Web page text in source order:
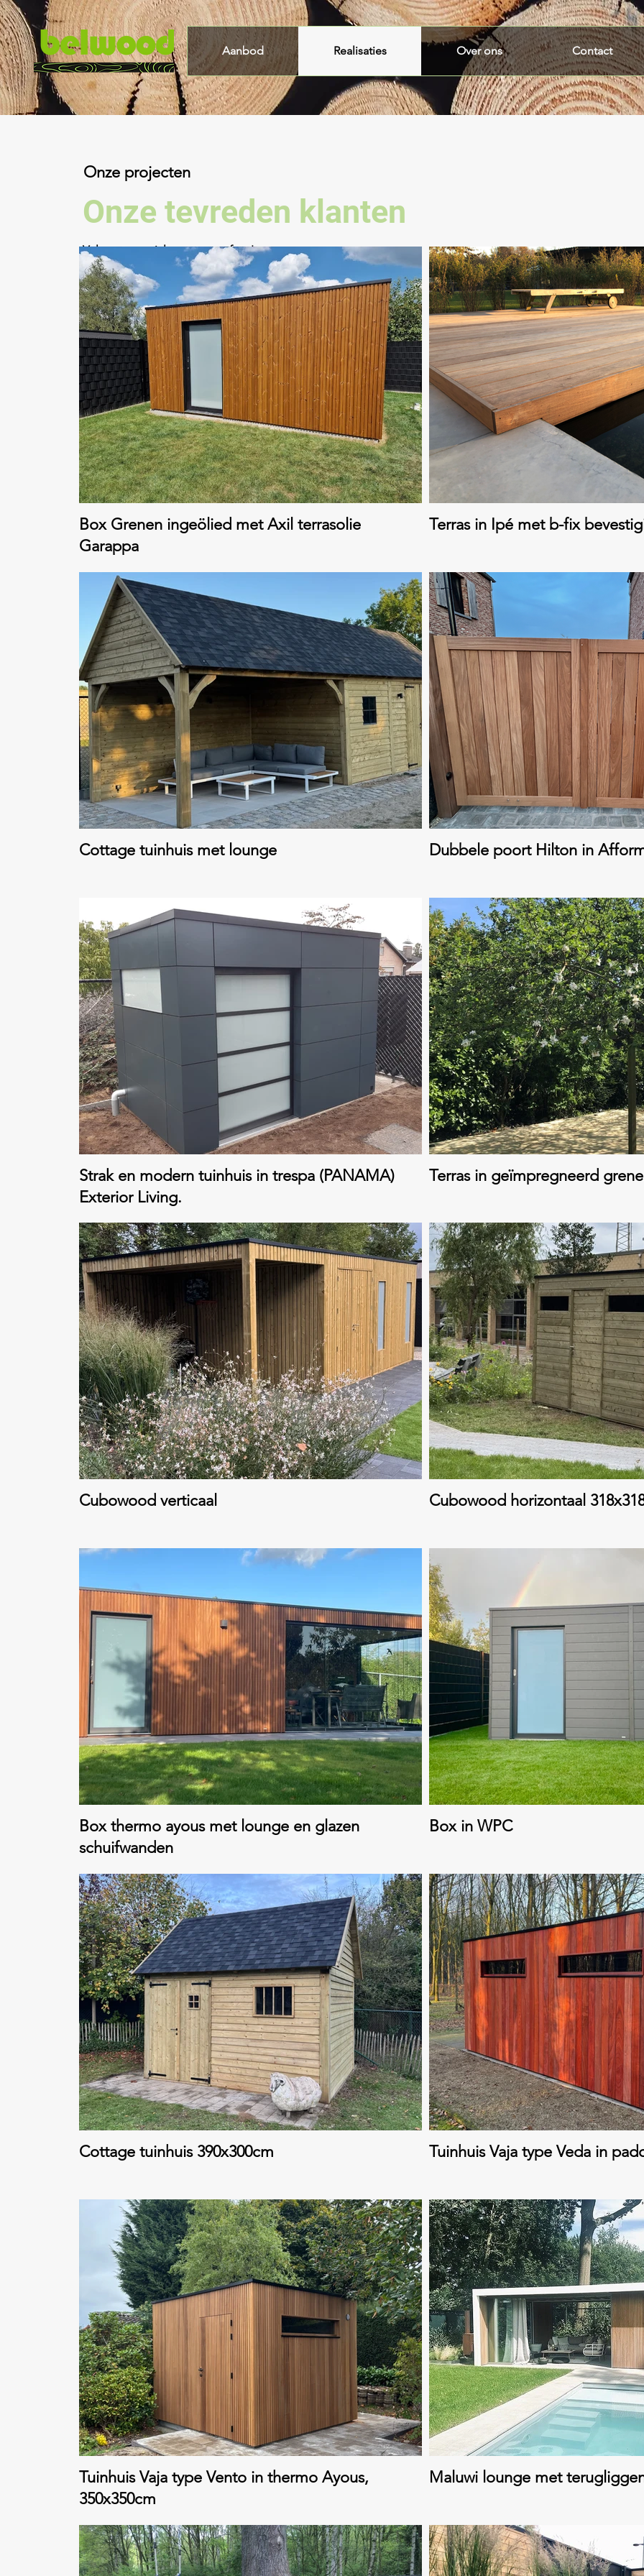
Aanbod
Realisaties Over ons Contact
Onze projecten
Onze tevreden klanten
Volg onze socials voor meer foto's
Box Grenen ingeölied met Axil terrasolie
Garappa
Terras in Ipé met b-fix
Cottage tuinhuis met lounge Dubbele poort Hilton in
Strak en modern tuinhuis in trespa (PANAMA)
Exterior Living.
Terras in geïmpregneerd
Cubowood verticaal Cubowood horizontaal
Box thermo ayous met lounge en glazen
schuifwanden
Box in WPC
Cottage tuinhuis 390x300cm Tuinhuis Vaja type Veda in
Tuinhuis Vaja type Vento in thermo Ayous,
350x350cm
Maluwi lounge met